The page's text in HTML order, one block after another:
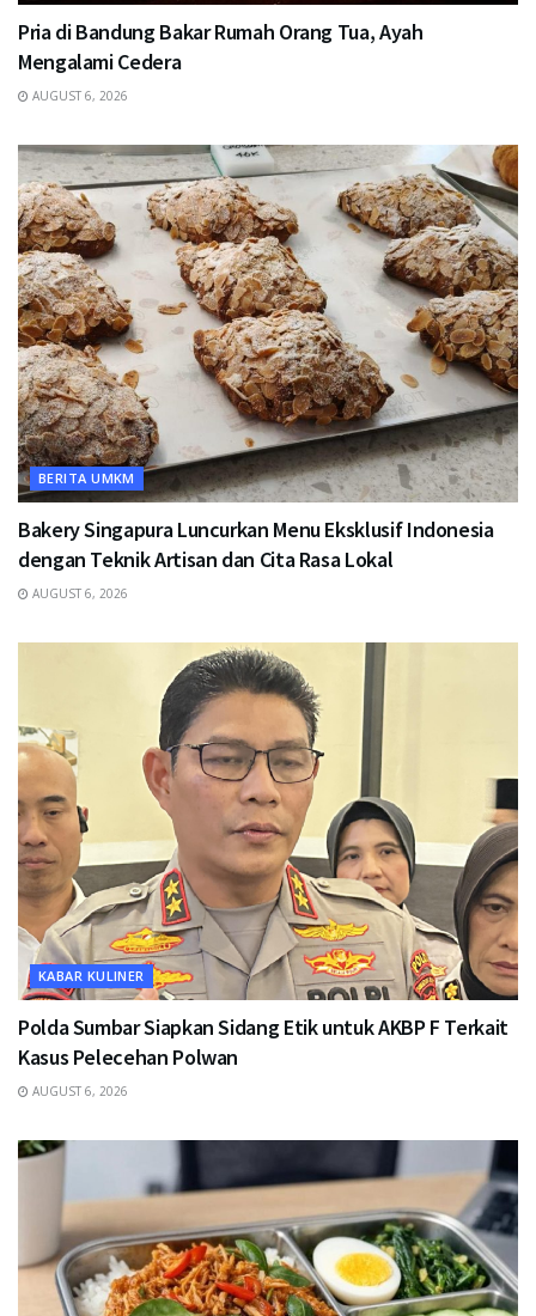
Pria di Bandung Bakar Rumah Orang Tua, Ayah
Mengalami Cedera
AUGUST 6, 2026
BERITA UMKM
Bakery Singapura Luncurkan Menu Eksklusif Indonesia
dengan Teknik Artisan dan Cita Rasa Lokal
AUGUST 6, 2026
KABAR KULINER
Polda Sumbar Siapkan Sidang Etik untuk AKBP F Terkait
Kasus Pelecehan Polwan
AUGUST 6, 2026